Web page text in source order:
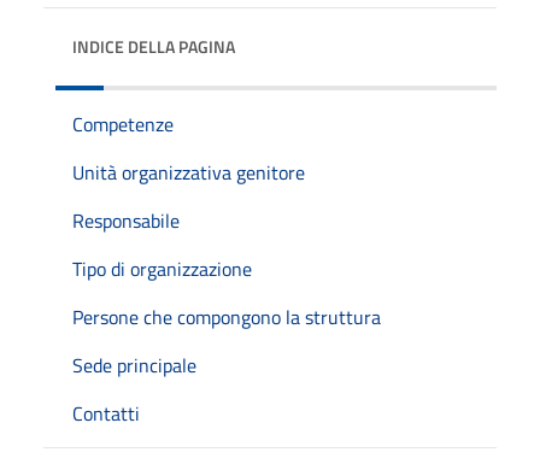
INDICE DELLA PAGINA
Competenze
Unità organizzativa genitore
Responsabile
Tipo di organizzazione
Persone che compongono la struttura
Sede principale
Contatti